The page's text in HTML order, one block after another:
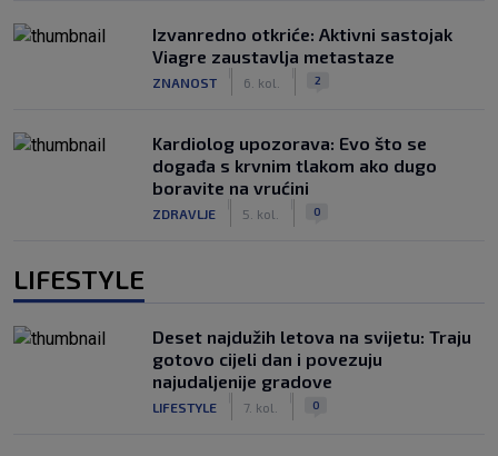
Izvanredno otkriće: Aktivni sastojak
Viagre zaustavlja metastaze
ZNANOST 6. kol. 2
Kardiolog upozorava: Evo što se
događa s krvnim tlakom ako dugo
boravite na vrućini
ZDRAVLJE 5. kol. 0
LIFESTYLE
Deset najdužih letova na svijetu: Traju
gotovo cijeli dan i povezuju
najudaljenije gradove
LIFESTYLE 7. kol. 0